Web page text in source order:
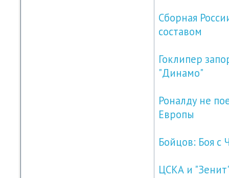
Сборная
составом
Гоклипер
"Динамо"
Роналду не
Европы
Бойцов: Боя с
ЦСКА и